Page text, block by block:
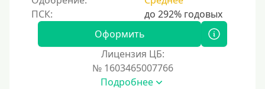
Оформить
Лицензия ЦБ:
№ 1603465007766
Подробнее